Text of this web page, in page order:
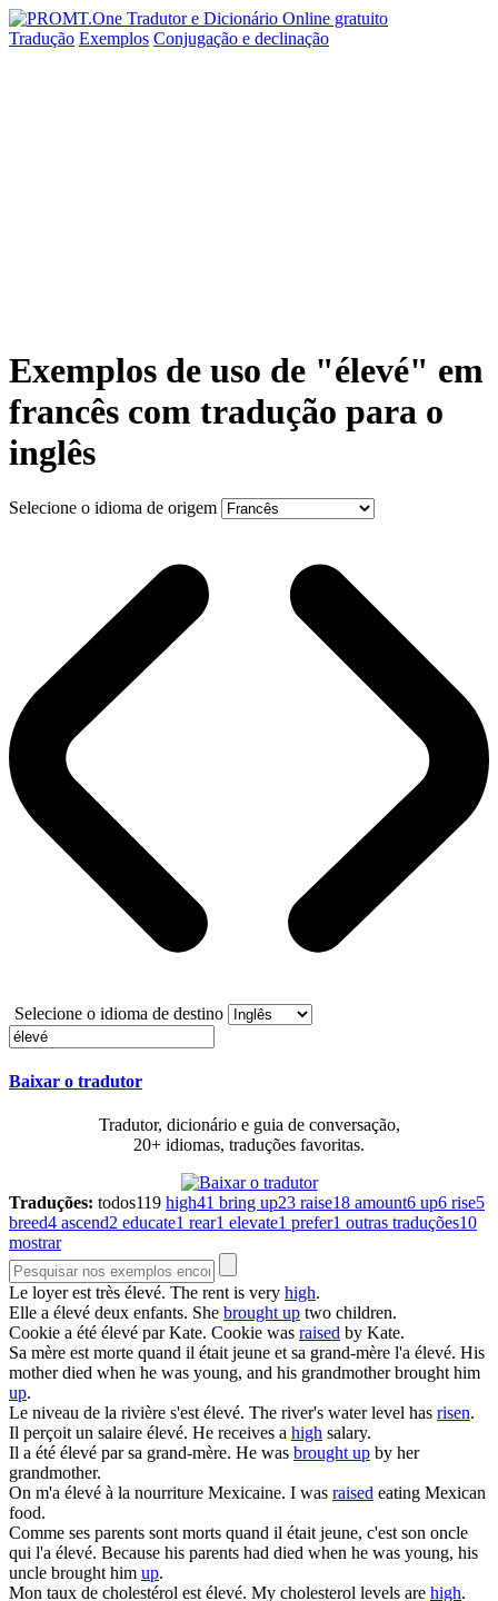
Tradução Exemplos Conjugação e declinação
Exemplos de uso de "élevé" em
francês com tradução para o
inglês
Selecione o idioma de origem
Selecione o idioma de destino
Baixar o tradutor
Tradutor, dicionário e guia de conversação,
20+ idiomas, traduções favoritas.
Traduções: todos119 high41 bring up23 raise18 amount6 up6 rise5
breed4 ascend2 educate1 rear1 elevate1 prefer1 outras traduções10
mostrar
Le loyer est très élevé. The rent is very high.
Elle a élevé deux enfants. She brought up two children.
Cookie a été élevé par Kate. Cookie was raised by Kate.
Sa mère est morte quand il était jeune et sa grand-mère l'a élevé. His
mother died when he was young, and his grandmother brought him
up.
Le niveau de la rivière s'estélevé. The river's water level has risen.
Il perçoit un salaire élevé. He receives a high salary.
Il a été élevé par sa grand-mère. He was brought up by her
grandmother.
On m'a élevé à la nourriture Mexicaine. I was raised eating Mexican
food.
Comme ses parents sont morts quand il était jeune, c'est son oncle
qui l'a élevé. Because his parents had died when he was young, his
uncle brought him up.
Mon taux de cholestérol estélevé. My cholesterol levels are high.